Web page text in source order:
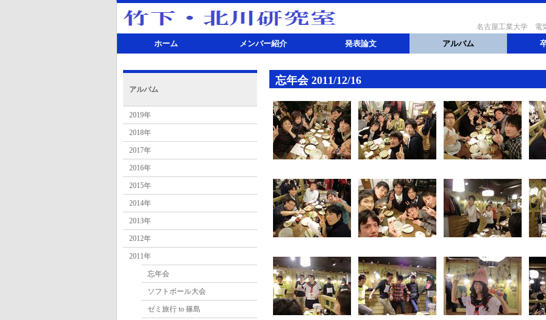
名古屋工業大学 電
ホーム メンバー紹介 発表論文 アルバム
忘年会 2011/12/16
アルバム
2019年
2018年
2017年
2016年
2015年
2014年
2013年
2012年
2011年
忘年会
ソフトボール大会
ゼミ旅行 to 篠島